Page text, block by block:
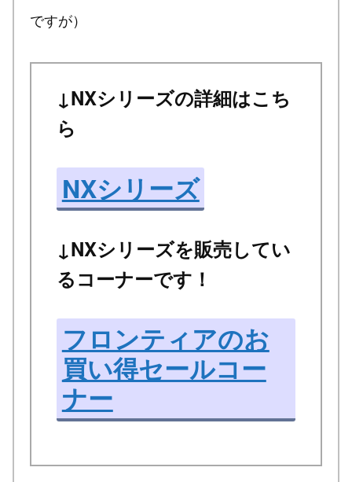
ですが）
↓NXシリーズの詳細はこち
ら
NXシリーズ
↓NXシリーズを販売してい
るコーナーです！
フロンティアのお
買い得セールコー
ナー